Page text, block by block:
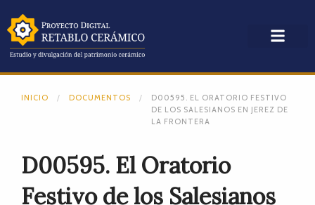
INICIO DOCUMENTOS
D00595. EL ORATORIO FESTIVO
DE LOS SALESIANOS EN JEREZ DE
LA FRONTERA
D00595. El Oratorio
Festivo de los Salesianos